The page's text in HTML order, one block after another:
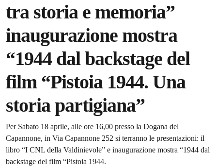
tra storia e memoria”
inaugurazione mostra
“1944 dal backstage del
film “Pistoia 1944. Una
storia partigiana”
Dettagli della notizia
Per Sabato 18 aprile, alle ore 16,00 presso la Dogana del
Capannone, in Via Capannone 252 si terranno le presentazioni: il
libro “I CNL della Valdinievole” e inaugurazione mostra “1944 dal
backstage del film “Pistoia 1944.